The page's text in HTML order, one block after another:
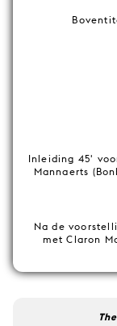
Inleiding 45'
Mannaerts
Na de
met Claron